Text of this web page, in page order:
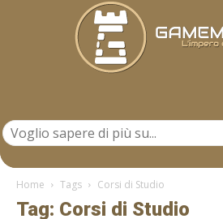
Home Tags Corsi di Studio
Tag: Corsi di Studio